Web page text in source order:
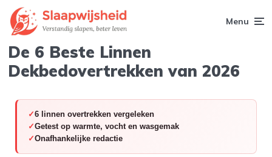
Menu
De 6 Beste Linnen
Dekbedovertrekken van 2026
6 linnen overtrekken vergeleken
Getest op warmte, vocht en wasgemak
Onafhankelijke redactie